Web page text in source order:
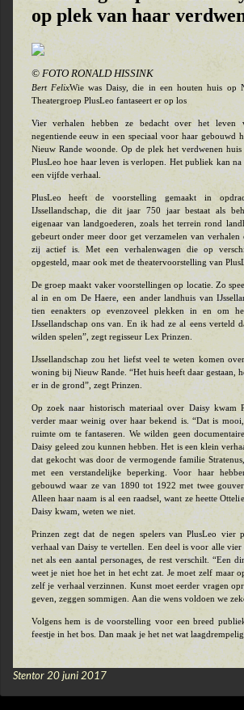
op plek van haar
© FOTO RONALD HISSINK
Bert FelixWie was Daisy, die in een houten huis op
Theatergroep PlusLeo fantaseert er op los
Vier verhalen hebben ze bedacht over het
negentiende eeuw in een speciaal voor haar gebouwd
Nieuw Rande woonde. Op de plek het verdwenen huis
PlusLeo hoe haar leven is verlopen. Het publiek kan
een vijfde verhaal.
PlusLeo heeft de voorstelling gemaakt in
IJssellandschap, die dit jaar 750 jaar bestaat als
eigenaar van landgoederen, zoals het terrein rond
gebeurt onder meer door get verzamelen van verhalen
zij actief is. Met een verhalenwagen die op
opgesteld, maar ook met de theatervoorstelling van
De groep maakt vaker voorstellingen op locatie. Zo
al in en om De Haere, een ander landhuis van
tien eenakters op evenzoveel plekken in en om
IJssellandschap ons van. En ik had ze al eens verteld
wilden spelen”, zegt regisseur Lex Prinzen.
IJssellandschap zou het liefst veel te weten komen
woning bij Nieuw Rande. “Het huis heeft daar gestaan,
er in de grond”, zegt Prinzen.
Op zoek naar historisch materiaal over Daisy kwam
verder maar weinig over haar bekend is. “Dat is
ruimte om te fantaseren. We wilden geen
Daisy geleed zou kunnen hebben. Het is een klein
dat gekocht was door de vermogende familie
met een verstandelijke beperking. Voor haar
gebouwd waar ze van 1890 tot 1922 met twee
Alleen haar naam is al een raadsel, want ze heette
Daisy kwam, weten we niet.
Prinzen zegt dat de negen spelers van PlusLeo vier
verhaal van Daisy te vertellen. Een deel is voor alle
net als een aantal personages, de rest verschilt. “Een
weet je niet hoe het in het echt zat. Je moet zelf maar
zelf je verhaal verzinnen. Kunst moet eerder vragen
geven, zeggen sommigen. Aan die wens voldoen we
Volgens hem is de voorstelling voor een breed
feestje in het bos. Dan maak je het net wat
Stentor 20 juni 2017